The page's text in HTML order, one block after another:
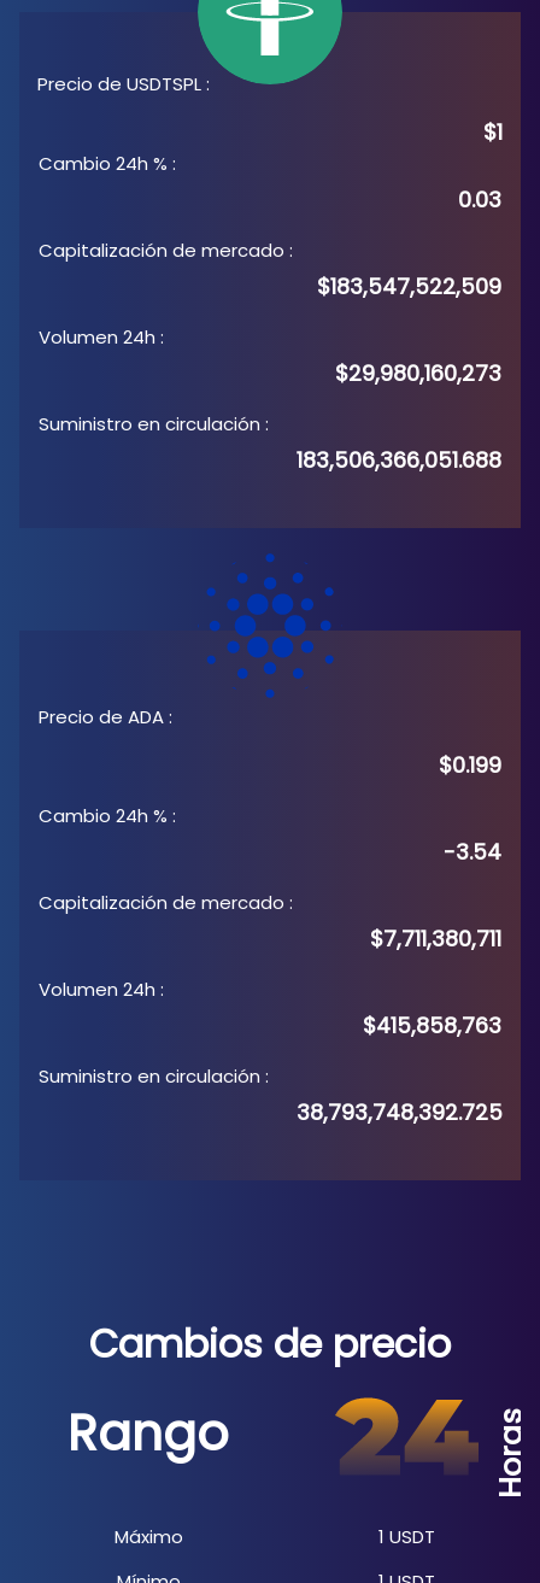
Precio de USDTSPL:
$1
Cambio 24h % :
0.03
Capitalización de mercado :
$183,547,522,509
Volumen 24h :
$29,980,160,273
Suministro en circulación :
183,506,366,051.688
Precio de ADA:
$0.199
Cambio 24h % :
-3.54
Capitalización de mercado :
$7,711,380,711
Volumen 24h :
$415,858,763
Suministro en circulación :
38,793,748,392.725
Cambios de precio
Rango
Máximo
Horas
1 USDT